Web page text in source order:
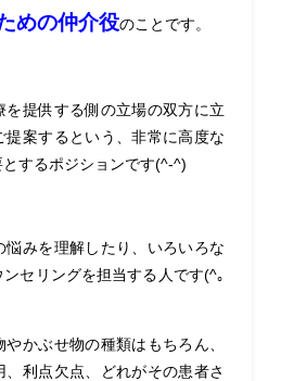
めの仲介役のことです。
を提供する側の立場の双方に立
提案するという、非常に高度な
するポジションです(^-^)
悩みを理解したり、いろいろな
セリングを担当する人です(^｡
かぶせ物の種類はもちろん、
利点欠点、どれがその患者さ